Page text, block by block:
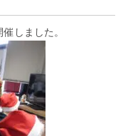
しました。